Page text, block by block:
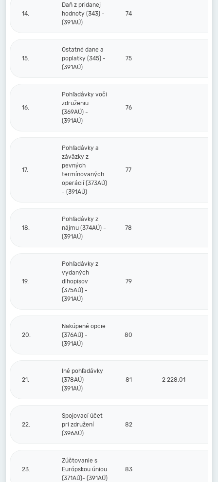
14.
Daň z pridanej
hodnoty (343) -
(391AÚ)
74
15.
Ostatné dane a
poplatky (345) -
(391AÚ)
75
16.
Pohľadávky voči
združeniu
(369AÚ) -
(391AÚ)
76
17.
Pohľadávky a
záväzky z
pevných
termínovaných
operácií (373AÚ)
- (391AÚ)
77
18.
Pohľadávky z
nájmu (374AÚ) -
(391AÚ)
78
19.
Pohľadávky z
vydaných
dlhopisov
(375AÚ) -
(391AÚ)
79
20.
Nakúpené opcie
(376AÚ) -
(391AÚ)
80
21.
Iné pohľadávky
(378AÚ) -
(391AÚ)
81 2 228,01
22.
Spojovací účet
pri združení
(396AÚ)
82
23.
Zúčtovanie s
Európskou úniou
(371AÚ)- (391AÚ)
83